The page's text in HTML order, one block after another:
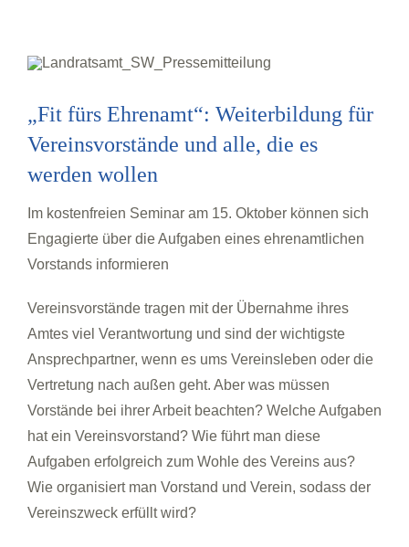
springen
„Fit fürs Ehrenamt“: Weiterbildung für
Vereinsvorstände und alle, die es
werden wollen
Im kostenfreien Seminar am 15. Oktober können sich
Engagierte über die Aufgaben eines ehrenamtlichen
Vorstands informieren
Vereinsvorstände tragen mit der Übernahme ihres
Amtes viel Verantwortung und sind der wichtigste
Ansprechpartner, wenn es ums Vereinsleben oder die
Vertretung nach außen geht. Aber was müssen
Vorstände bei ihrer Arbeit beachten? Welche Aufgaben
hat ein Vereinsvorstand? Wie führt man diese
Aufgaben erfolgreich zum Wohle des Vereins aus?
Wie organisiert man Vorstand und Verein, sodass der
Vereinszweck erfüllt wird?